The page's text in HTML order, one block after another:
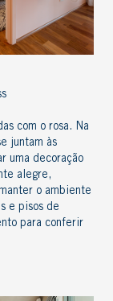
com o rosa. Na
juntam às
uma decoração
alegre,
o ambiente
e pisos de
para conferir